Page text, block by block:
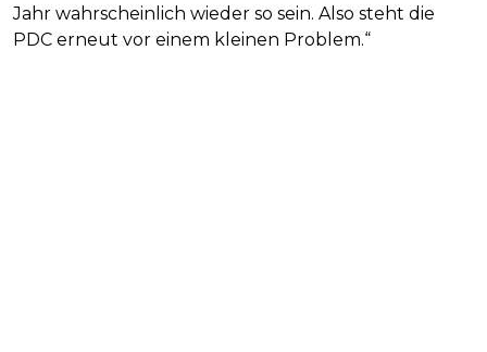
Jahr wahrscheinlich wieder so sein. Also steht die
PDC erneut vor einem kleinen Problem.“